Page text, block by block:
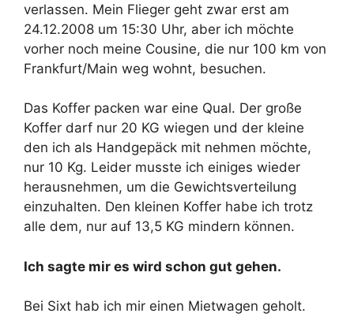
verlassen. Mein Flieger geht zwar erst am
24.12.2008 um 15:30 Uhr, aber ich möchte
vorher noch meine Cousine, die nur 100 km von
Frankfurt/Main weg wohnt, besuchen.
Das Koffer packen war eine Qual. Der große
Koffer darf nur 20 KG wiegen und der kleine
den ich als Handgepäck mit nehmen möchte,
nur 10 Kg. Leider musste ich einiges wieder
herausnehmen, um die Gewichtsverteilung
einzuhalten. Den kleinen Koffer habe ich trotz
alle dem, nur auf 13,5 KG mindern können.
Ich sagte mir es wird schon gut gehen.
Bei Sixt hab ich mir einen Mietwagen geholt.